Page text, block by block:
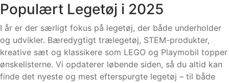
Populært Legetøj i 2025
I år er der særligt fokus på legetøj, der både underholder
og udvikler. Bæredygtigt trælegetøj, STEM-produkter,
kreative sæt og klassikere som LEGO og Playmobil topper
ønskelisterne. Vi opdaterer løbende siden, så du altid kan
finde det nyeste og mest efterspurgte legetøj – til både